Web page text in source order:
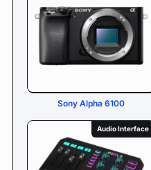
Sony Alpha 6100
Audio Interface